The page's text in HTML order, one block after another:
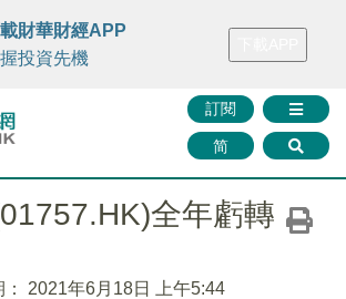
FINTV FINMETA 財華證券 媒體矩陣
訂閱
简
財華財經APP
投資先機
全年虧轉
2021年6月18日 上午5:44